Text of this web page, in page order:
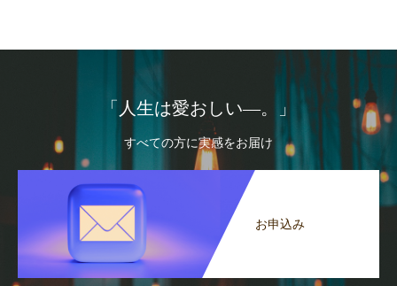
「人生は愛おしい―。」
すべての方に実感をお届け
お申込み